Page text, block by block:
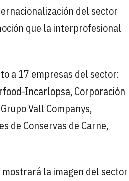
del sector
que la interprofesional
a 17 empresas del sector:
Incarlopsa, Corporación
Vall Companys,
de Conservas de Carne,
mostrará la imagen del sector